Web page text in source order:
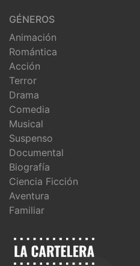
GÉNEROS
Animación
Romántica
Acción
Terror
Drama
Comedia
Musical
Suspenso
Documental
Biografía
Ciencia Ficción
Aventura
Familiar